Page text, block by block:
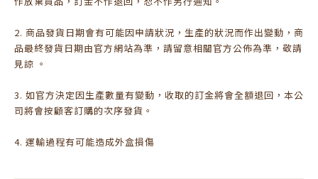
2. 商品發貨日期會有可能因申請狀況，生產的狀況而作出變動，商
品最終發貨日期由官方網站為準，請留意相關官方公佈為準，敬請
見諒 。
3. 如官方決定因生產數量有變動，收取的訂金將會全額退回，本公
司將會按顧客訂購的次序發貨。
4. 運輸過程有可能造成外盒損傷